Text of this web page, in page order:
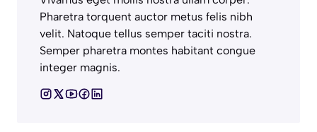
Pharetra torquent auctor metus felis nibh
velit. Natoque tellus semper taciti nostra.
Semper pharetra montes habitant congue
integer magnis.